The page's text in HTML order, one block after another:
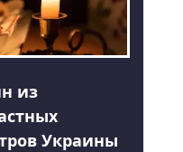
из
Украины